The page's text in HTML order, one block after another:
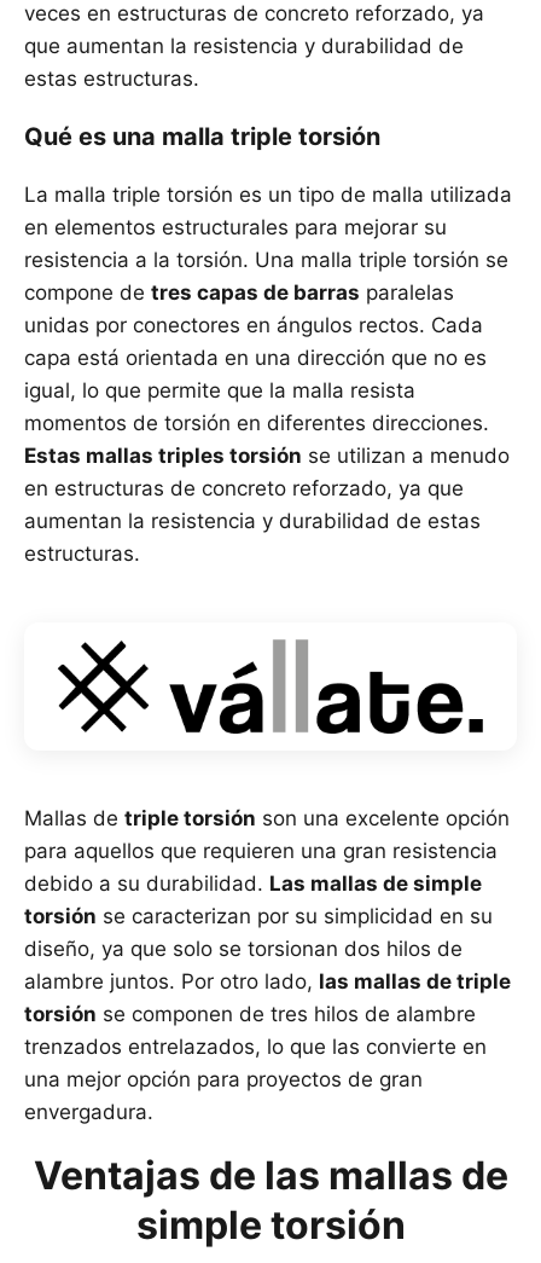
veces en estructuras de concreto reforzado, ya
que aumentan la resistencia y durabilidad de
estas estructuras.
Qué es una malla triple torsión
La malla triple torsión es un tipo de malla utilizada
en elementos estructurales para mejorar su
resistencia a la torsión. Una malla triple torsión se
compone de tres capas de barras paralelas
unidas por conectores en ángulos rectos. Cada
capa está orientada en una dirección que no es
igual, lo que permite que la malla resista
momentos de torsión en diferentes direcciones.
Estas mallas triples torsión se utilizan a menudo
en estructuras de concreto reforzado, ya que
aumentan la resistencia y durabilidad de estas
estructuras.
Mallas de triple torsión son una excelente opción
para aquellos que requieren una gran resistencia
debido a su durabilidad. Las mallas de simple
torsión se caracterizan por su simplicidad en su
diseño, ya que solo se torsionan dos hilos de
alambre juntos. Por otro lado, las mallas de triple
torsión se componen de tres hilos de alambre
trenzados entrelazados, lo que las convierte en
una mejor opción para proyectos de gran
envergadura.
Ventajas de las mallas de
simple torsión